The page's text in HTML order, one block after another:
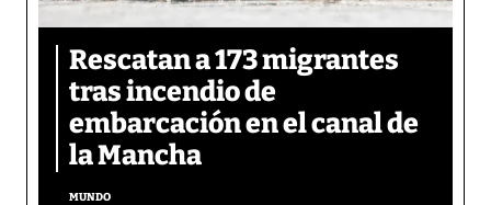
Rescatan a 173 migrantes
tras incendio de
embarcación en el canal de
la Mancha
MUNDO